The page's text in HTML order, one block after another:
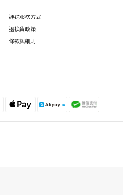
運送服務方式
退換貨政策
條款與細則